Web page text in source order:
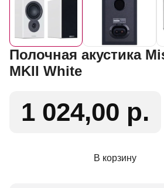
Полочная акустика
MKII White
1 024,00 р.
В корзину